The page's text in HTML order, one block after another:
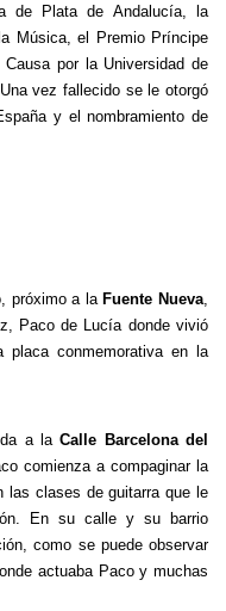
de Plata de Andalucía, la
Música, el Premio Príncipe
por la Universidad de
vez fallecido se le otorgó
y el nombramiento de
próximo a la Fuente Nueva,
Paco de Lucía donde vivió
conmemorativa en la
a laCalle Barcelona del
comienza a compaginar la
las clases de guitarra que le
En su calle y su barrio
como se puede observar
actuaba Paco y muchas